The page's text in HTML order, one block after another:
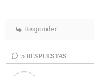
Responder
5RESPUESTAS